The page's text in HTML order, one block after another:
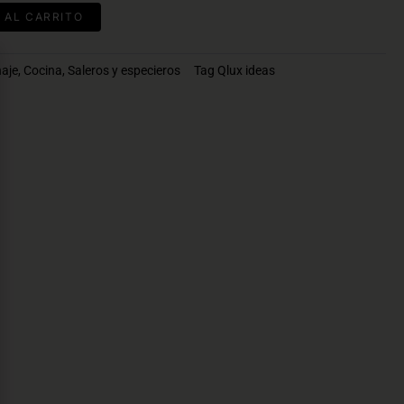
AL CARRITO
, Cocina, Saleros y especieros Tag Qlux ideas